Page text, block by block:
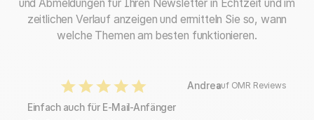
und Abmeldungen für Ihren Newsletter in Echtzeit und im
zeitlichen Verlauf anzeigen und ermitteln Sie so, wann
welche Themen am besten funktionieren.
Andreaauf OMR Reviews
Einfach auch für E-Mail-Anfänger